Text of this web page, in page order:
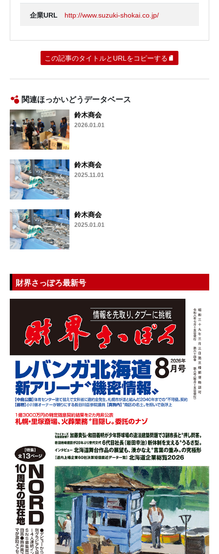
企業URL http://www.suzuki-shokai.co.jp/
この記事のタイトルとURLをコピーする
関連ほっかいどうデータベース
鈴木商会
2026.01.01
鈴木商会
2025.11.01
鈴木商会
2025.01.01
財界さっぽろ最新号